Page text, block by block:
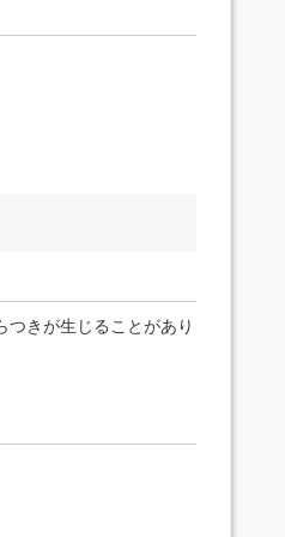
きが生じることがあり